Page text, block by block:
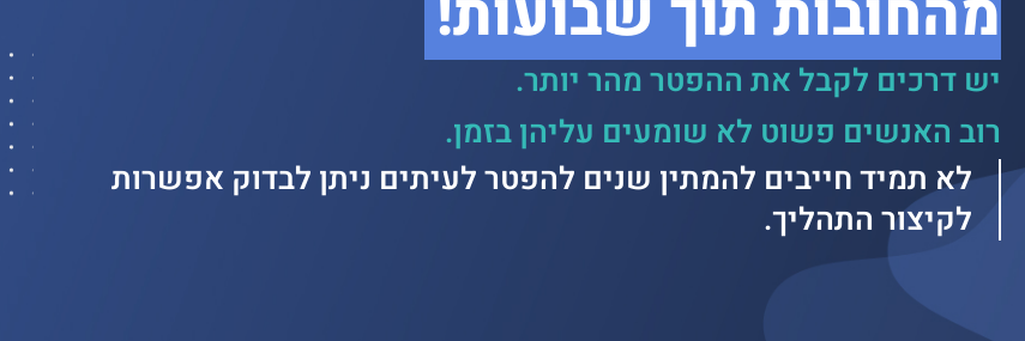
יש דרכים לקבל את ההפטר מהר יותר.
רוב האנשים פשוט לא שומעים עליהן בזמן.
לא תמיד חייבים להמתין שנים להפטר לעיתים ניתן לבדוק אפשרות
לקיצור התהליך.